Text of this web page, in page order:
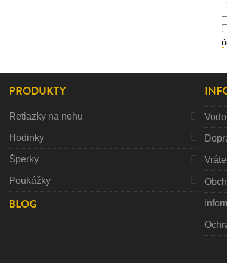
PRODUKTY
Retiazky na nohu
Hodinky
Šperky
Poukážky
BLOG